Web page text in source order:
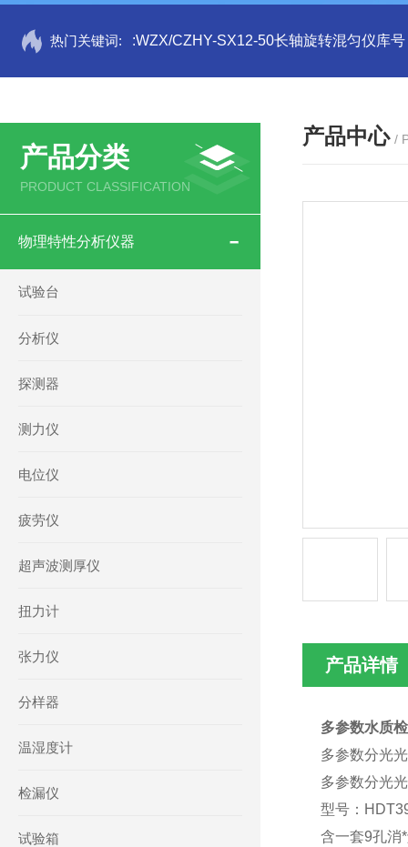
热门关键词: :WZX/CZHY-SX12-50长轴旋转混匀仪库
产品分类
PRODUCT CLASSIFICATION
物理特性分析仪器
试验台
分析仪
探测器
测力仪
电位仪
疲劳仪
超声波测厚仪
扭力计
张力仪
分样器
温湿度计
检漏仪
试验箱
产品中心 /
产品详情
多参数水质
多参数分光
多参数分光
型号：
含一套9孔消